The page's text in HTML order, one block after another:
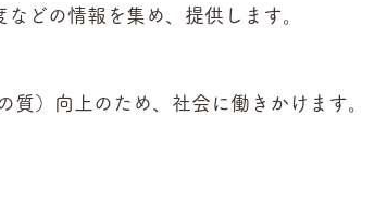
どの情報を集め、提供します。
質）向上のため、社会に働きかけます。